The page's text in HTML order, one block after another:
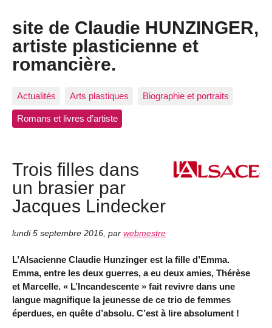
site de Claudie HUNZINGER,
artiste plasticienne et
romancière.
Actualités Arts plastiques Biographie et portraits
Romans et livres d’artiste
Trois filles dans
un brasier par
Jacques Lindecker
lundi 5 septembre 2016 par webmestre
L’Alsacienne Claudie Hunzinger est la fille d’Emma.
Emma, entre les deux guerres, a eu deux amies, Thérèse
et Marcelle. « L’Incandescente » fait revivre dans une
langue magnifique la jeunesse de ce trio de femmes
éperdues, en quête d’absolu. C’est à lire absolument !